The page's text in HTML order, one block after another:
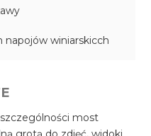
napojów winiarskicch
most